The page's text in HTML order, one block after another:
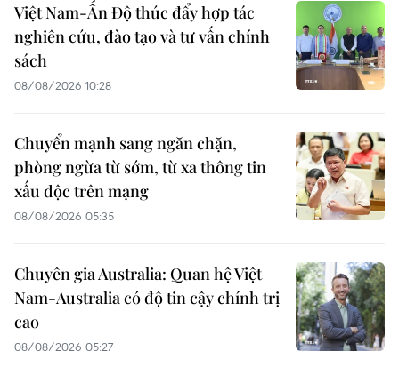
Việt Nam-Ấn Độ thúc đẩy hợp tác
nghiên cứu, đào tạo và tư vấn chính
sách
08/08/2026 10:28
Chuyển mạnh sang ngăn chặn,
phòng ngừa từ sớm, từ xa thông tin
xấu độc trên mạng
08/08/2026 05:35
Chuyên gia Australia: Quan hệ Việt
Nam-Australia có độ tin cậy chính trị
cao
08/08/2026 05:27